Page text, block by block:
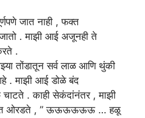
जातनाही ,फक्त
.माझी आई अजूनही ते
.
तोंडातून सर्व लाळ आणि थुंकी
. माझी आई डोळे बंद
चाटते . काही सेकंदांनंतर , माझी
ओरडते , ” ऊऊऊऊऊऊ … हळू